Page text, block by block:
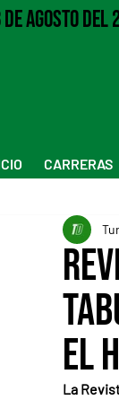
de Agosto del
CARRERAS
el
La